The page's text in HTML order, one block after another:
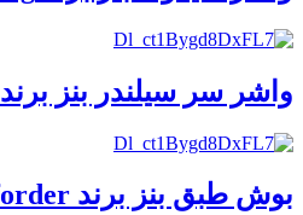
واشر سر سیلندر بنز برند Elring کد 732.64
بوش طبق بنز برند Lemforder کد 3339001